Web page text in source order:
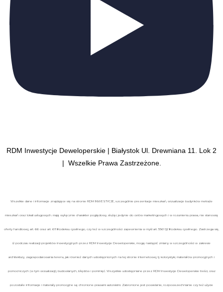
RDM Inwestycje Deweloperskie | Białystok Ul. Drewniana 11. Lok 2
| Wszelkie Prawa Zastrzeżone.
Wszelkie dane i informacje znajdujące się na stronie RDM INWESTYCJE, szczególnie prezentacje mieszkań, wizualizacje budynków metraże
mieszkań oraz lokali usługowych. mają wyłącznie charakter poglądowy, służąc jedynie do celów marketingowych i w rozumieniu prawa, nie stanowią
oferty handlowej, art. 66 oraz art. 611 Kodeksu cywilnego, czy też w szczególności zapewnienia w myśl art. 5561 §2 Kodeksu cywilnego. Zastrzega się,
iż podczas realizacji projektów inwestycyjnych przez RDM Inwestycje Deweloperskie, mogą nastąpić zmiany w szczególności w zakresie
architektury, zagospodarowania terenu, jak również danych udostępnionych na tej stronie internetowej, tj. kolorystyki, materiałów promocyjnych i
pomocniczych (w tym wizualizacji), budowlanych, błędów i pominięć. Wszystkie udostępniane przez RDM Inwestycje Deweloperskie treści, oraz
pozostałe informacje i materiały promocyjne są chronione prawami autorskimi. Zabronione jest powielanie, rozpowszechnianie czy też użycie